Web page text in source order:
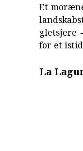
Et
gletsjere
for et
La